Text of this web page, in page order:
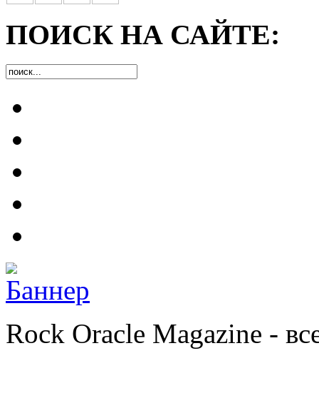
ПОИСК НА САЙТЕ:
Rock Oracle Magazine -